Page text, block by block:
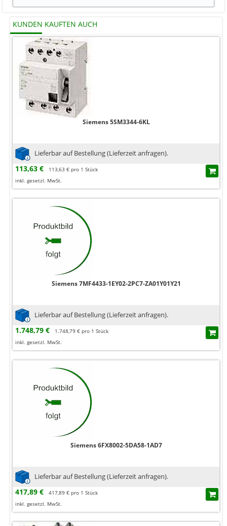
KUNDEN KAUFTEN AUCH
Siemens 5SM3344-6KL
Lieferbar auf Bestellung (Lieferzeit anfragen).
113,63 €
113,63 € pro 1 Stück
inkl. gesetzl. MwSt.
Siemens 7MF4433-1EY02-2PC7-ZA01Y01Y21
Lieferbar auf Bestellung (Lieferzeit anfragen).
1.748,79 €
1.748,79 € pro 1 Stück
inkl. gesetzl. MwSt.
Siemens 6FX8002-5DA58-1AD7
Lieferbar auf Bestellung (Lieferzeit anfragen).
417,89 €
417,89 € pro 1 Stück
inkl. gesetzl. MwSt.